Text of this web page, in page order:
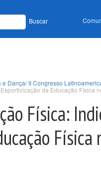
Buscar
Dança/ II Congresso
da Educação Física
Física: